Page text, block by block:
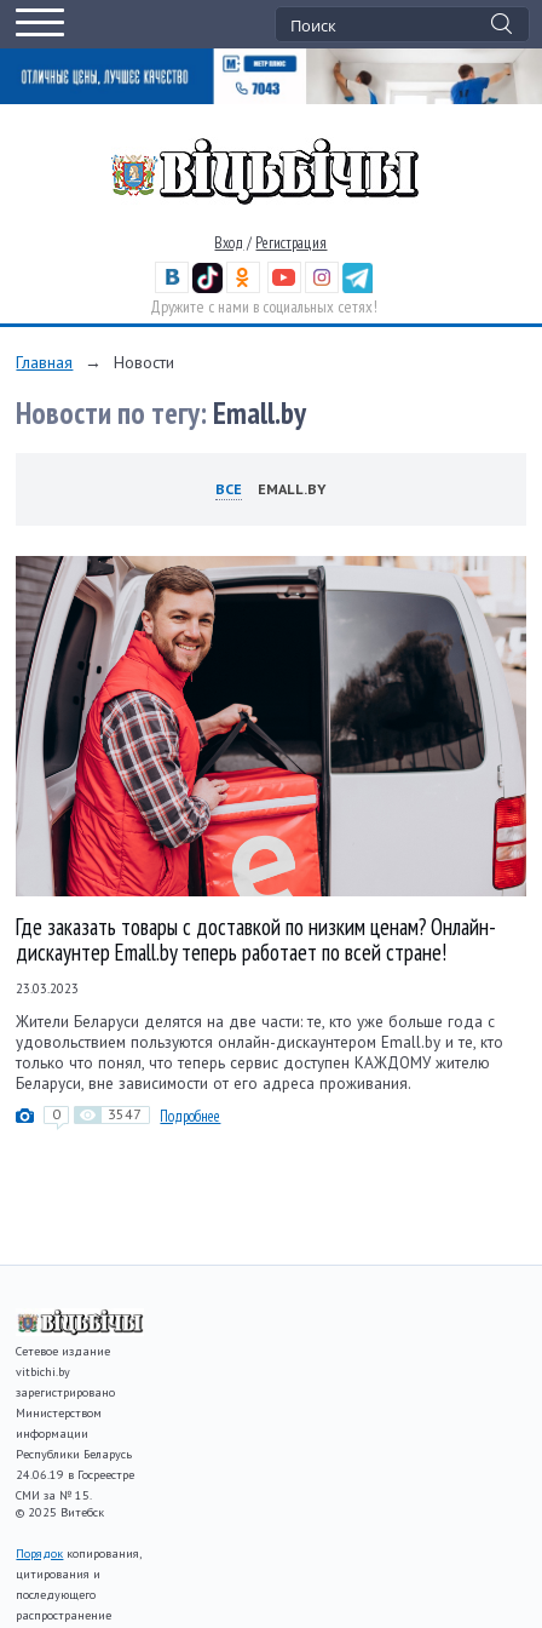
Вход / Регистрация
Дружите с нами в социальных сетях!
Главная → Новости
Новости по тегу: Emall.by
ВСЕ EMALL.BY
Где заказать товары с доставкой по низким ценам? Онлайн-
дискаунтер Emall.by теперь работает по всей стране!
23.03.2023
Жители Беларуси делятся на две части: те, кто уже больше года с
удовольствием пользуются онлайн-дискаунтером Emall.by и те, кто
только что понял, что теперь сервис доступен КАЖДОМУ жителю
Беларуси, вне зависимости от его адреса проживания.
0 3547 Подробнее
Сетевое издание
vitbichi.by
зарегистрировано
Министерством
информации
Республики Беларусь
24.06.19 в Госреестре
СМИ за № 15.
© 2025 Витебск
Порядок копирования,
цитирования и
последующего
распространение